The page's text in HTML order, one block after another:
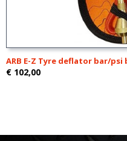
ARB E-Z Tyre deflator bar/
€ 102,00